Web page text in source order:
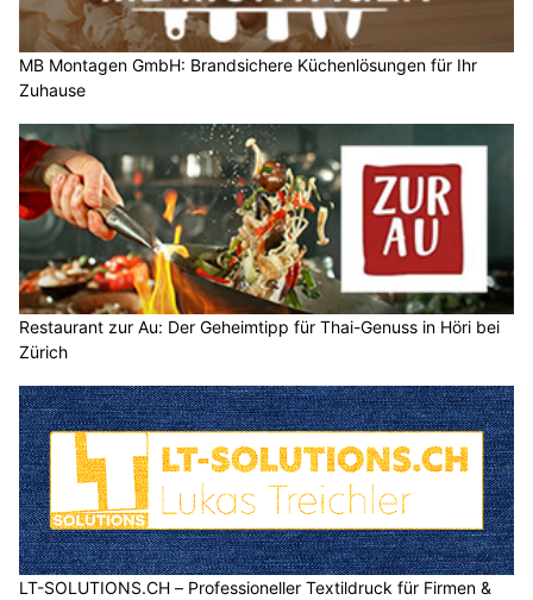
MB Montagen GmbH: Brandsichere Küchenlösungen für Ihr
Zuhause
Restaurant zur Au: Der Geheimtipp für Thai-Genuss in Höri bei
Zürich
LT-SOLUTIONS.CH – Professioneller Textildruck für Firmen &